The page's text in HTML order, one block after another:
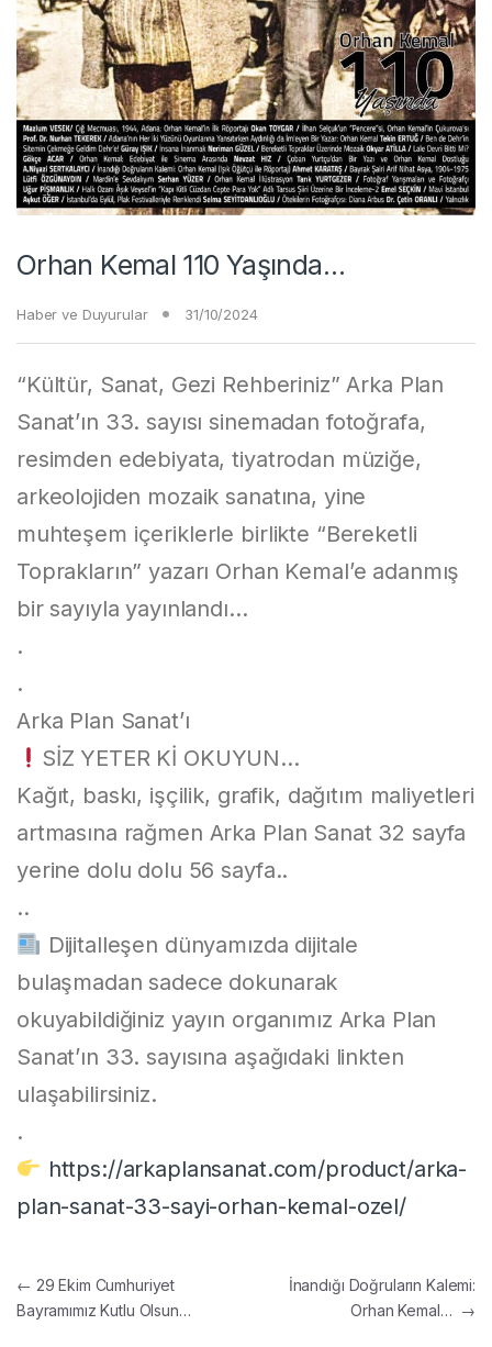
Orhan Kemal 110 Yaşında…
Haber ve Duyurular 31/10/2024
“Kültür, Sanat, Gezi Rehberiniz” Arka Plan
Sanat’ın 33. sayısı sinemadan fotoğrafa,
resimden edebiyata, tiyatrodan müziğe,
arkeolojiden mozaik sanatına, yine
muhteşem içeriklerle birlikte “Bereketli
Toprakların” yazarı Orhan Kemal’e adanmış
bir sayıyla yayınlandı…
.
.
Arka Plan Sanat’ı
SİZ YETER Kİ OKUYUN…
Kağıt, baskı, işçilik, grafik, dağıtım maliyetleri
artmasına rağmen Arka Plan Sanat 32 sayfa
yerine dolu dolu 56 sayfa..
..
Dijitalleşen dünyamızda dijitale
bulaşmadan sadece dokunarak
okuyabildiğiniz yayın organımız Arka Plan
Sanat’ın 33. sayısına aşağıdaki linkten
ulaşabilirsiniz.
.
https://arkaplansanat.com/product/arka-
plan-sanat-33-sayi-orhan-kemal-ozel/
Yazı gezinmesi
← 29 Ekim Cumhuriyet
Bayramımız Kutlu Olsun…
İnandığı Doğruların Kalemi:
Orhan Kemal… →